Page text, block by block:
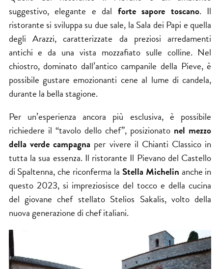
suggestivo, elegante e dal forte sapore toscano. Il
ristorante si sviluppa su due sale, la Sala dei Papi e quella
degli Arazzi, caratterizzate da preziosi arredamenti
antichi e da una vista mozzafiato sulle colline. Nel
chiostro, dominato dall’antico campanile della Pieve, è
possibile gustare emozionanti cene al lume di candela,
durante la bella stagione.
Per un’esperienza ancora più esclusiva, è possibile
richiedere il “tavolo dello chef”, posizionato nel mezzo
della verde campagna per vivere il Chianti Classico in
tutta la sua essenza. Il ristorante Il Pievano del Castello
di Spaltenna, che riconferma la Stella Michelin anche in
questo 2023, si impreziosisce del tocco e della cucina
del giovane chef stellato Stelios Sakalis, volto della
nuova generazione di chef italiani.